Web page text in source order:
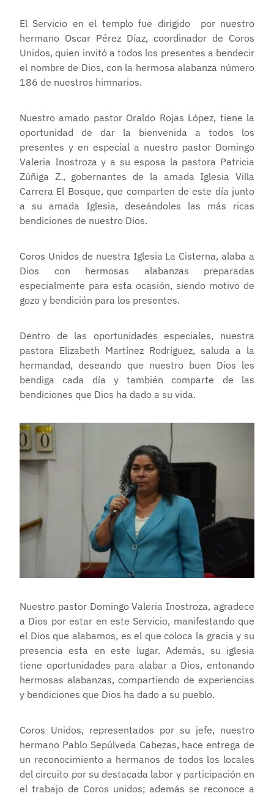
El Servicio en el templo fue dirigido por nuestro
hermano Oscar Pérez Díaz, coordinador de Coros
Unidos, quien invitó a todos los presentes a bendecir
el nombre de Dios, con la hermosa alabanza número
186 de nuestros himnarios.
Nuestro amado pastor Oraldo Rojas López, tiene la
oportunidad de dar la bienvenida a todos los
presentes y en especial a nuestro pastor Domingo
Valeria Inostroza y a su esposa la pastora Patricia
Zúñiga Z., gobernantes de la amada Iglesia Villa
Carrera El Bosque, que comparten de este día junto
a su amada Iglesia, deseándoles las más ricas
bendiciones de nuestro Dios.
Coros Unidos de nuestra Iglesia La Cisterna, alaba a
Dios con hermosas alabanzas preparadas
especialmente para esta ocasión, siendo motivo de
gozo y bendición para los presentes.
Dentro de las oportunidades especiales, nuestra
pastora Elizabeth Martínez Rodríguez, saluda a la
hermandad, deseando que nuestro buen Dios les
bendiga cada día y también comparte de las
bendiciones que Dios ha dado a su vida.
Nuestro pastor Domingo Valeria Inostroza, agradece
a Dios por estar en este Servicio, manifestando que
el Dios que alabamos, es el que coloca la gracia y su
presencia esta en este lugar. Además, su iglesia
tiene oportunidades para alabar a Dios, entonando
hermosas alabanzas, compartiendo de experiencias
y bendiciones que Dios ha dado a su pueblo.
Coros Unidos, representados por su jefe, nuestro
hermano Pablo Sepúlveda Cabezas, hace entrega de
un reconocimiento a hermanos de todos los locales
del circuito por su destacada labor y participación en
el trabajo de Coros unidos; además se reconoce a